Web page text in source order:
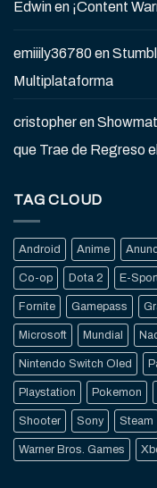
Edwinen ¡Content
emiiily36780en
Multiplataforma
cristopheren
que Trae de Regreso
TAG CLOUD
Android Anime
Co-op Dota 2 E-
Fornite Gamepass
Microsoft Mundial
Nintendo Switch Oled
Playstation Pokemon
Shooter Sony Steam
Warner Bros. Games